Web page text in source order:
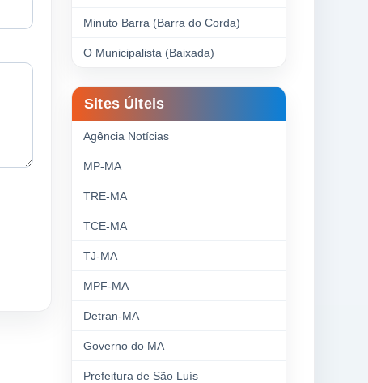
Minuto Barra (Barra do Corda)
O Municipalista (Baixada)
Sites Últeis
Agência Notícias
MP-MA
TRE-MA
TCE-MA
TJ-MA
MPF-MA
Detran-MA
Governo do MA
Prefeitura de São Luís